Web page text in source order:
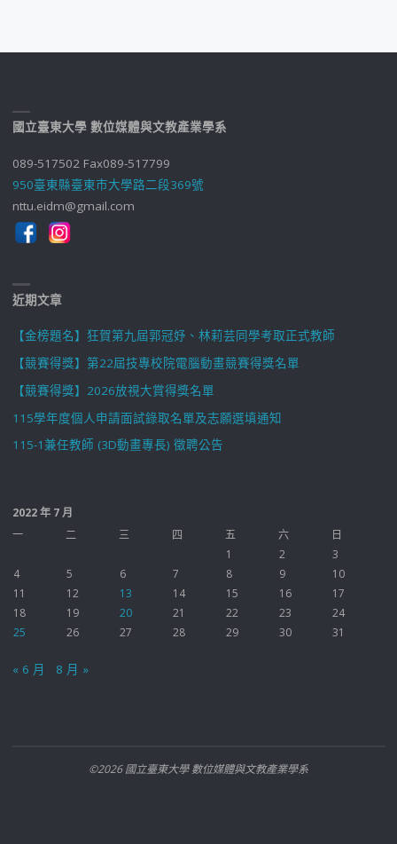
國立臺東大學 數位媒體與文教產業學系
089-517502 Fax089-517799
950臺東縣臺東市大學路二段369號
nttu.eidm@gmail.com
近期文章
【金榜題名】狂賀第九屆郭冠妤、林莉芸同學考取正式教師
【競賽得獎】第22屆技專校院電腦動畫競賽得獎名單
【競賽得獎】2026放視大賞得獎名單
115學年度個人申請面試錄取名單及志願選填通知
115-1兼任教師 (3D動畫專長) 徵聘公告
2022 年 7 月
一
二 三 四 五 六
日
1
2
3
4
5 6 7 8 9
10
11
12 13 14 15 16
17
18
19 20 21 22 23
24
25
26 27 28 29 30 31
« 6 月 8 月 »
©2026 國立臺東大學 數位媒體與文教產業學系